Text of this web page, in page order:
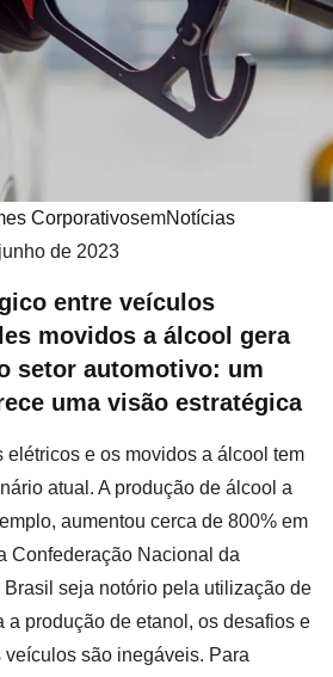
CorporativosemNotícias
de 2023
entre veículos
movidos a álcool gera
setor automotivo: um
uma visão estratégica
elétricos e os movidos a álcool tem
atual. A produção de álcool a
aumentou cerca de 800% em
Confederação Nacional da
Brasil seja notório pela utilização de
a produção de etanol, os desafios e
são inegáveis. Para